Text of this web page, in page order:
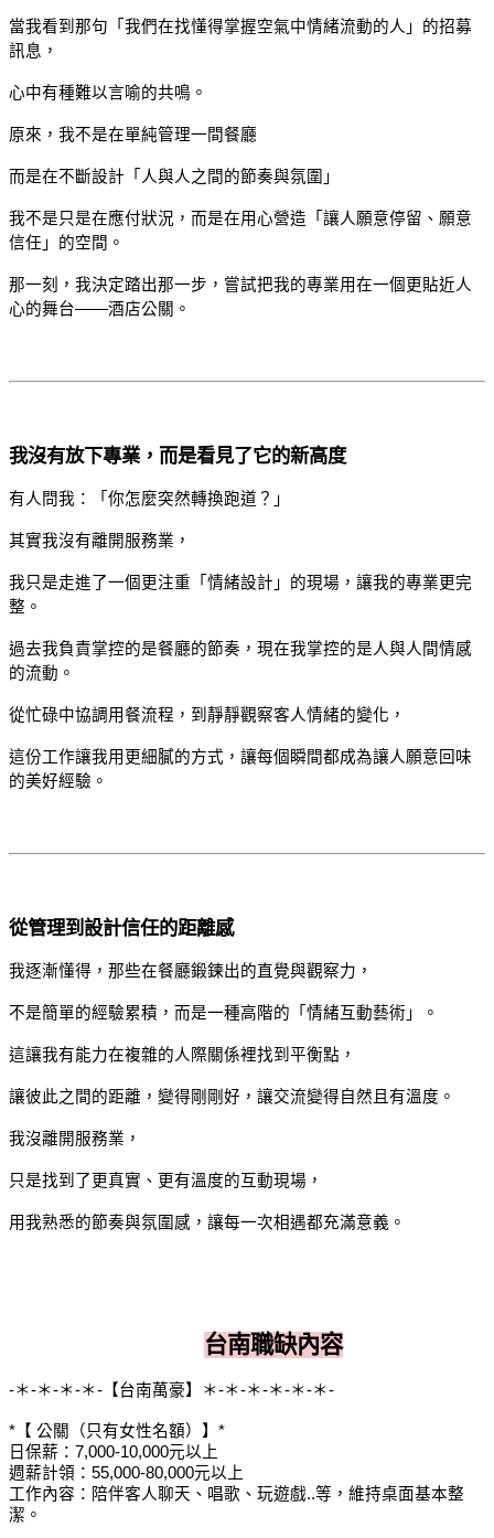
當我看到那句「我們在找懂得掌握空氣中情緒流動的人」的招募
訊息，
心中有種難以言喻的共鳴。
原來，我不是在單純管理一間餐廳
而是在不斷設計「人與人之間的節奏與氛圍」
我不是只是在應付狀況，而是在用心營造「讓人願意停留、願意
信任」的空間。
那一刻，我決定踏出那一步，嘗試把我的專業用在一個更貼近人
心的舞台——酒店公關。
我沒有放下專業，而是看見了它的新高度
有人問我：「你怎麼突然轉換跑道？」
其實我沒有離開服務業，
我只是走進了一個更注重「情緒設計」的現場，讓我的專業更完
整。
過去我負責掌控的是餐廳的節奏，現在我掌控的是人與人間情感
的流動。
從忙碌中協調用餐流程，到靜靜觀察客人情緒的變化，
這份工作讓我用更細膩的方式，讓每個瞬間都成為讓人願意回味
的美好經驗。
從管理到設計信任的距離感
我逐漸懂得，那些在餐廳鍛鍊出的直覺與觀察力，
不是簡單的經驗累積，而是一種高階的「情緒互動藝術」。
這讓我有能力在複雜的人際關係裡找到平衡點，
讓彼此之間的距離，變得剛剛好，讓交流變得自然且有溫度。
我沒離開服務業，
只是找到了更真實、更有溫度的互動現場，
用我熟悉的節奏與氛圍感，讓每一次相遇都充滿意義。
台南職缺內容
-＊-＊-＊-＊-【台南萬豪】＊-＊-＊-＊-＊-＊-
*【 公關（只有女性名額）】*
日保薪：7,000-10,000元以上
週薪計領：55,000-80,000元以上
工作內容：陪伴客人聊天、唱歌、玩遊戲..等，維持桌面基本整
潔。